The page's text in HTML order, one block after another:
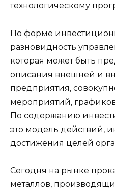
технологическому
По форме
разновидность
которая может быть
описания внешней и
предприятия,
мероприятий,
По содержанию
это модель действий,
достижения целей
Сегодня на рынке
металлов,